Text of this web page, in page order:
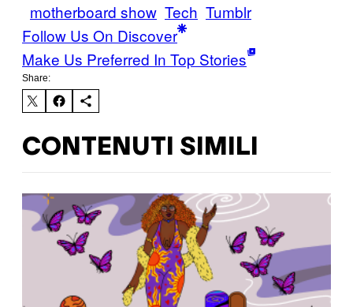
motherboard show Tech Tumblr
Follow Us On Discover
Make Us Preferred In Top Stories
Share:
CONTENUTI SIMILI